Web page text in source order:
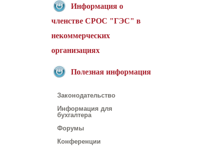
Информация о
членстве СРОС "ГЭС" в
некоммерческих
организациях
Полезная информация
Законодательство
Информация для
бухгалтера
Форумы
Конференции